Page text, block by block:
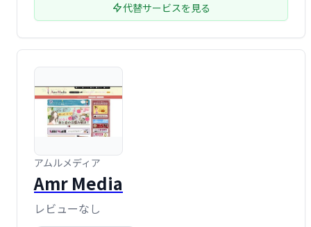
代替サービスを見る
アムルメディア
Amr Media
レビューなし